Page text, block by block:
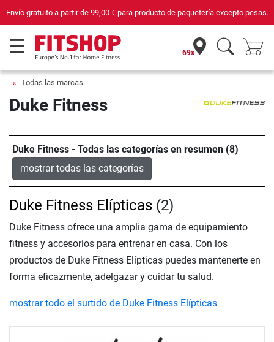
para producto de paquetería excepto pesas. Compra con seguridad en
69x
Todas las marcas
Duke Fitness
Duke Fitness - Todas las categorías en resumen (8)
mostrar todas las categorías
Duke Fitness Elípticas (2)
Duke Fitness ofrece una amplia gama de equipamiento
fitness y accesorios para entrenar en casa. Con los
productos de Duke Fitness Elípticas puedes mantenerte en
forma eficazmente, adelgazar y cuidar tu salud.
mostrar todo el surtido de Duke Fitness Elípticas